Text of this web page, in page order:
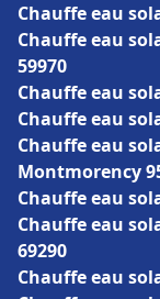
Chauffe eau
Chauffe eau
59970
Chauffe eau
Chauffe eau
Chauffe eau
Montmorency
Chauffe eau
Chauffe eau
69290
Chauffe eau